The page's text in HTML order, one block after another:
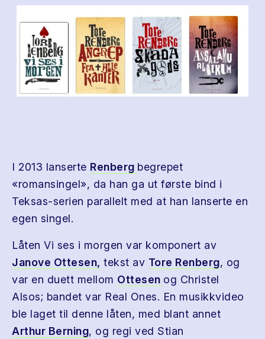
I 2013 lanserte Renberg begrepet
«romansingel», da han ga ut første bind i
Teksas-serien parallelt med at han lanserte en
egen singel.
Låten Vi ses i morgen var komponert av
Janove Ottesen, tekst av Tore Renberg, og
var en duett mellom Ottesen og Christel
Alsos; bandet var Real Ones. En musikkvideo
ble laget til denne låten, med blant annet
Arthur Berning, og regi ved Stian